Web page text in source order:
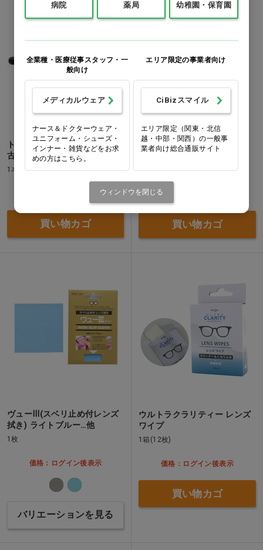
トレル くもり止めジェル [名
古屋眼鏡]
1本(5g)
価格：ログイン後表示
買い物カゴ
クリアシーくもり止めスプレ
1本(30mL)
価格：ログイン後表示
買い物カゴ
ヴューⅢ(スベリ止め付レンズ
拭き) ライトブルー…他
1枚
価格：ログイン後表示
バリエーションを見る
ウルトラクラリティー レンズ
ワイプ
1箱(12枚)
価格：ログイン後表示
買い物カゴ
病院 薬局 幼稚園・保育園
全業種・医療従事スタッフ・一
般向け
メディカルウェア
ナース＆ドクターウェア・
ユニフォーム・シューズ・
インナー・雑貨などをお求
めの方はこちら。
エリア限定の事業者向け
CiBizスマイル
エリア限定（関東・北信
越・中部・関西）の一般事
業者向け総合通販サイト
ウィンドウを閉じる